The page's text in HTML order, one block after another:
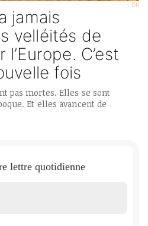
DR
jamais
velléités de
C’est
fois
pas mortes. Elles se sont
Et elles avancent de
lettre quotidienne